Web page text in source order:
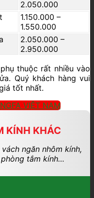
2.050.000
1.150.000 –
1.550.000
2.050.000 –
2.950.000
thuộc rất nhiều vào
Quý khách hàng vui
tốt nhất.
VIỆT NAM
KÍNH KHÁC
ngăn nhôm kính,
tắm kính…